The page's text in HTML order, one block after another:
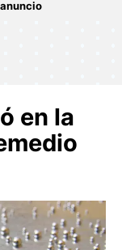
en la